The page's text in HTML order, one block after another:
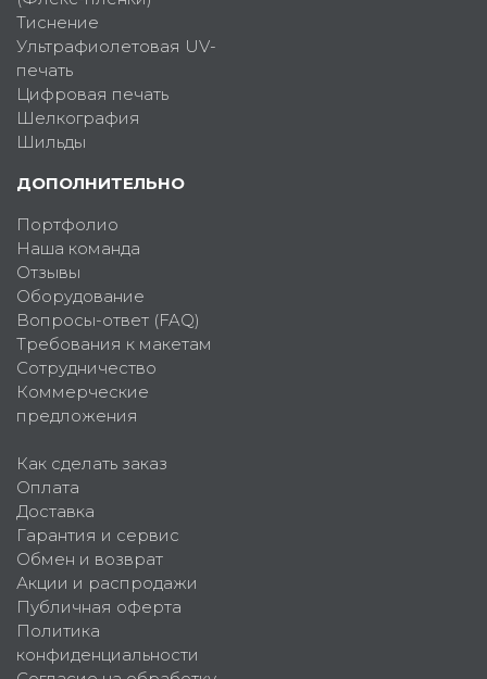
Тиснение
Ультрафиолетовая UV-
печать
Цифровая печать
Шелкография
Шильды
ДОПОЛНИТЕЛЬНО
Портфолио
Наша команда
Отзывы
Оборудование
Вопросы-ответ (FAQ)
Требования к макетам
Сотрудничество
Коммерческие
предложения
Как сделать заказ
Оплата
Доставка
Гарантия и сервис
Обмен и возврат
Акции и распродажи
Публичная оферта
Политика
конфиденциальности